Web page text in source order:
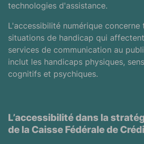
technologies d'assistance.
L'accessibilité numérique concerne
situations de handicap qui
services de communication au
inclut les handicaps physiques,
cognitifs et psychiques.
L’accessibilité dans la
de la Caisse Fédérale de